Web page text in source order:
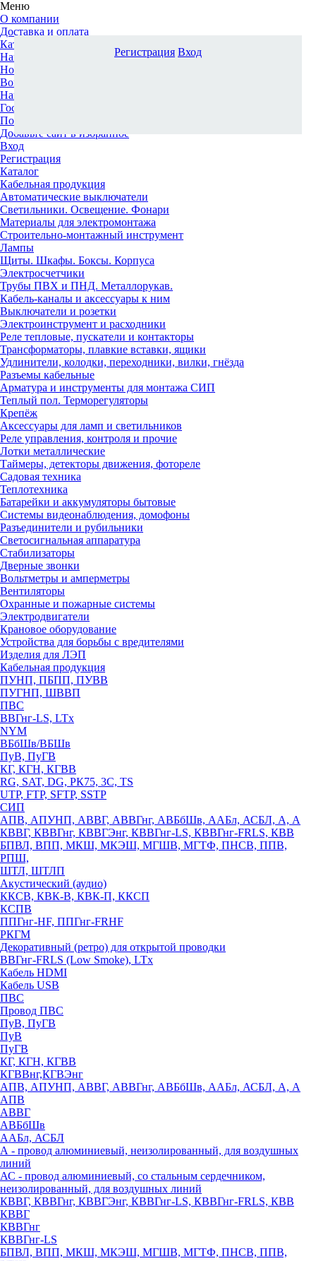
Меню
О компании
Доставка и оплата
Каталог
Наши офисы
Новости и новинки
Вопрос-ответ
Наша команда
Гос. заказчикам
Поставщикам
Добавьте сайт в избранное
Вход
Регистрация
Каталог
Кабельная продукция
Автоматические выключатели
Светильники. Освещение. Фонари
Материалы для электромонтажа
Строительно-монтажный инструмент
Лампы
Щиты. Шкафы. Боксы. Корпуса
Электросчетчики
Трубы ПВХ и ПНД. Металлорукав.
Кабель-каналы и аксессуары к ним
Выключатели и розетки
Электроинструмент и расходники
Реле тепловые, пускатели и контакторы
Трансформаторы, плавкие вставки, ящики
Удлинители, колодки, переходники, вилки, гнёзда
Разъемы кабельные
Арматура и инструменты для монтажа СИП
Теплый пол. Терморегуляторы
Крепёж
Аксессуары для ламп и светильников
Реле управления, контроля и прочие
Лотки металлические
Таймеры, детекторы движения, фотореле
Садовая техника
Теплотехника
Батарейки и аккумуляторы бытовые
Системы видеонаблюдения, домофоны
Разъединители и рубильники
Светосигнальная аппаратура
Стабилизаторы
Дверные звонки
Вольтметры и амперметры
Вентиляторы
Охранные и пожарные системы
Электродвигатели
Крановое оборудование
Устройства для борьбы с вредителями
Изделия для ЛЭП
Кабельная продукция
ПУНП, ПБПП, ПУВВ
ПУГНП, ШВВП
ПВС
ВВГнг-LS, LTx
NYM
ВБбШв/ВБШв
ПуВ, ПуГВ
КГ, КГН, КГВВ
RG, SAT, DG, РК75, 3С, TS
UTP, FTP, SFTP, SSTP
СИП
АПВ, АПУНП, АВВГ, АВВГнг, АВБбШв, ААБл, АСБЛ, А, А
КВВГ, КВВГнг, КВВГЭнг, КВВГнг-LS, КВВГнг-FRLS, КВВ
БПВЛ, ВПП, МКШ, МКЭШ, МГШВ, МГТФ, ПНСВ, ППВ,
РПШ,
ШТЛ, ШТЛП
Акустический (аудио)
ККСВ, КВК-В, КВК-П, ККСП
КСПВ
ППГнг-HF, ППГнг-FRHF
РКГМ
Декоративный (ретро) для открытой проводки
ВВГнг-FRLS (Low Smoke), LTx
Кабель HDMI
Кабель USB
ПВС
Провод ПВС
ПуВ, ПуГВ
ПуВ
ПуГВ
КГ, КГН, КГВВ
КГВВнг,КГВЭнг
АПВ, АПУНП, АВВГ, АВВГнг, АВБбШв, ААБл, АСБЛ, А, А
АПВ
АВВГ
АВБбШв
ААБл, АСБЛ
А - провод алюминиевый, неизолированный, для воздушных
линий
АС - провод алюминиевый, со стальным сердечником,
неизолированный, для воздушных линий
КВВГ, КВВГнг, КВВГЭнг, КВВГнг-LS, КВВГнг-FRLS, КВВ
КВВГ
КВВГнг
КВВГнг-LS
БПВЛ, ВПП, МКШ, МКЭШ, МГШВ, МГТФ, ПНСВ, ППВ,
Регистрация Вход